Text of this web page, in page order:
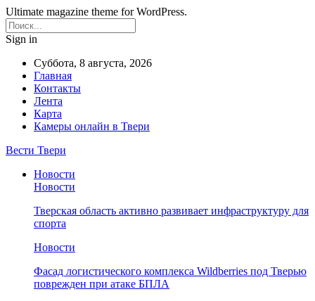
Ultimate magazine theme for WordPress.
Sign in
Суббота, 8 августа, 2026
Главная
Контакты
Лента
Карта
Камеры онлайн в Твери
Вести Твери
Новости
Новости
Тверская область активно развивает инфраструктуру для
спорта
Новости
Фасад логистического комплекса Wildberries под Тверью
поврежден при атаке БПЛА